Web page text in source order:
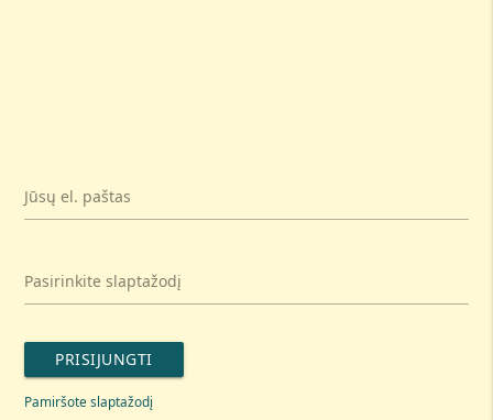
Jūsų el. paštas
Pasirinkite slaptažodį
PRISIJUNGTI
Pamiršote slaptažodį